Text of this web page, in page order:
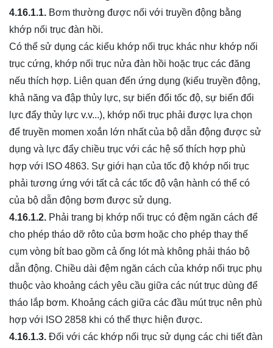
4.16.1.1. Bơm thường được nối với truyền động bằng
khớp nối trục đàn hồi.
Có thể sử dụng các kiểu khớp nối trục khác như khớp nối
trục cứng, khớp nối trục nửa đàn hồi hoặc trục các đăng
nếu thích hợp. Liên quan đến ứng dụng (kiểu truyền động,
khả năng va đập thủy lực, sự biến đổi tốc độ, sự biến đổi
lực đẩy thủy lực v.v...), khớp nối trục phải được lựa chọn
để truyền momen xoắn lớn nhất của bộ dẫn động được sử
dụng và lực đẩy chiều trục với các hệ số thích hợp phù
hợp với ISO 4863. Sự giới hạn của tốc độ khớp nối trục
phải tương ứng với tất cả các tốc độ vận hành có thể có
của bộ dẫn động bơm được sử dụng.
4.16.1.2. Phải trang bị khớp nối trục có đệm ngăn cách để
cho phép tháo dỡ rôto của bơm hoặc cho phép thay thế
cụm vòng bít bao gồm cả ống lót mà không phải tháo bộ
dẫn động. Chiều dài đệm ngăn cách của khớp nối trục phụ
thuộc vào khoảng cách yêu cầu giữa các nút trục dùng để
tháo lắp bơm. Khoảng cách giữa các đầu mút trục nên phù
hợp với ISO 2858 khi có thể thực hiện được.
4.16.1.3. Đối với các khớp nối trục sử dụng các chi tiết đàn